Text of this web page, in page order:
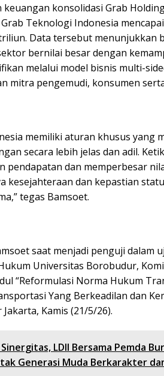
konsolidasi Grab
Teknologi Indonesia
Data tersebut menunjukkan
bernilai besar dengan
melalui model bisnis multi-
mitra pengemudi, konsumen
memiliki aturan khusus yang
secara lebih jelas dan adil.
pendapatan dan memperbesar
kesejahteraan dan kepastian
tegas Bamsoet.
saat menjadi penguji dalam
Universitas Borobudur,
“Reformulasi Norma Hukum
Yang Berkeadilan dan
Kamis (21/5/26).
LDII Bersama Pemda
Generasi Muda Berkarakter